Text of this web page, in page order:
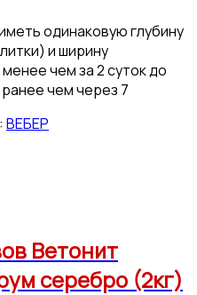
одинаковую глубину
и ширину
чем за 2 суток до
чем через 7
ВЕБЕР
Ветонит
серебро (2кг)